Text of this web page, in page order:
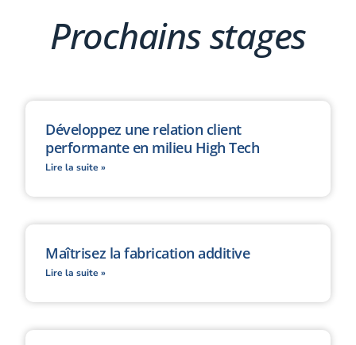
Prochains stages
Développez une relation client
performante en milieu High Tech
Lire la suite »
Maîtrisez la fabrication additive
Lire la suite »